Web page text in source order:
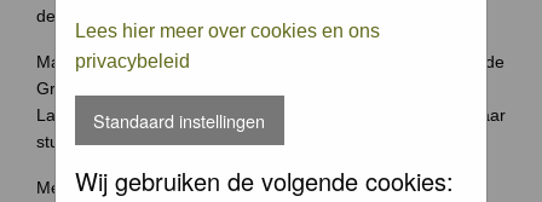
Lees hier meer over cookies en ons
privacybeleid
Standaard instellingen
Wij gebruiken de volgende cookies:
de vele andere prijzen.
Maak je je meeste foto's in Nederland of België? Dan past de
Groene Camera helemaal bij jou.
Laat je mooiste foto's niet 'verstoffen' op je harde schijf, maar
stuur je foto's in voor de Groene Camera!
Meer weten over deze wedstrijd ga naar